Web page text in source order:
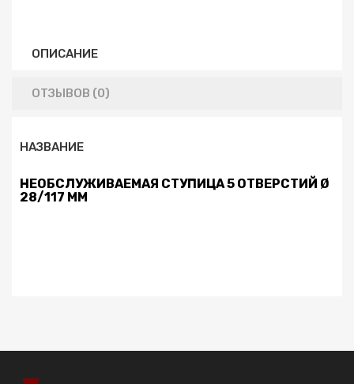
ОПИСАНИЕ
ОТЗЫВОВ (0)
НАЗВАНИЕ
НЕОБСЛУЖИВАЕМАЯ СТУПИЦА 5 ОТВЕРСТИЙ Ø
28/117 ММ